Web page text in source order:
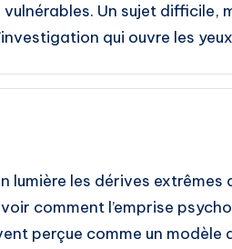
Un sujet difficile,
qui ouvre les
lumière les dérives extrêmes
comment l’emprise
perçue comme un